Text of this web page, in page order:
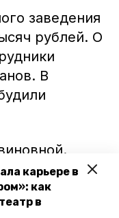
карьере в
как
в
заведения
рублей. О
В
её иждивении
к штрафу